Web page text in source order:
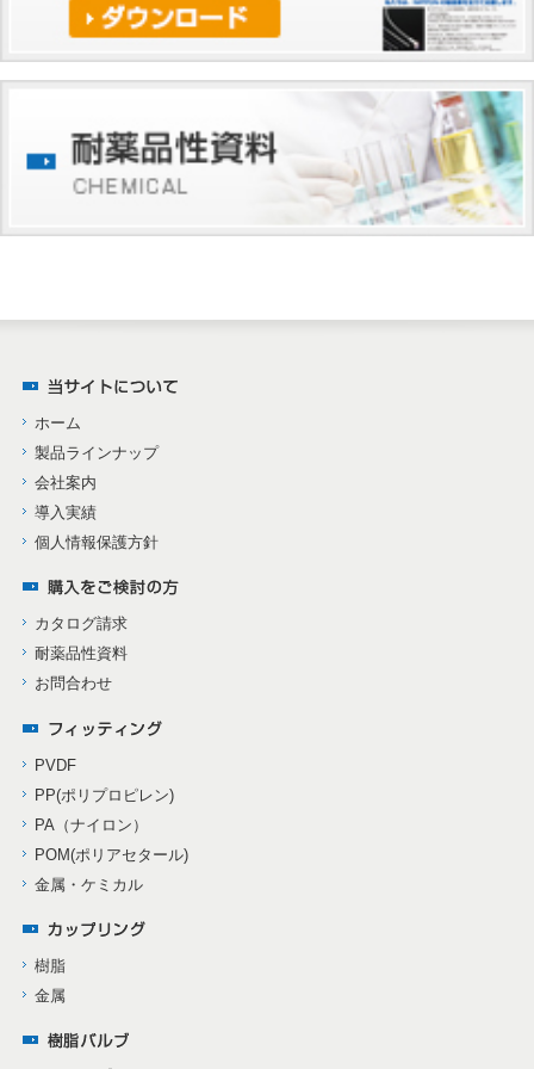
ホーム
製品ラインナップ
会社案内
導入実績
個人情報保護方針
カタログ請求
耐薬品性資料
お問合わせ
PVDF
PP(ポリプロピレン)
PA（ナイロン）
POM(ポリアセタール)
金属・ケミカル
樹脂
金属